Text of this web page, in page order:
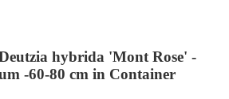
hybrida 'Mont Rose' -
-60-80 cm in Container